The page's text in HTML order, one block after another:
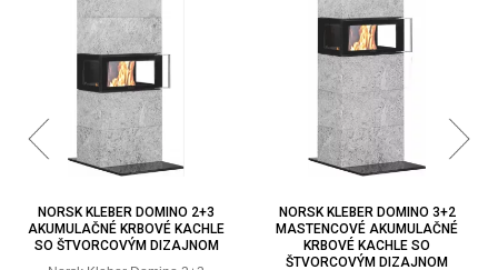
NORSK KLEBER DOMINO 3+2
MASTENCOVÉ AKUMULAČNÉ
KRBOVÉ KACHLE SO
NORSK KLEBER KRISTIN
MASTENCOVÉ KRBOVÉ KACHLE S
PLOCHÝM VRCHOM ALEBO S
KORUNOU